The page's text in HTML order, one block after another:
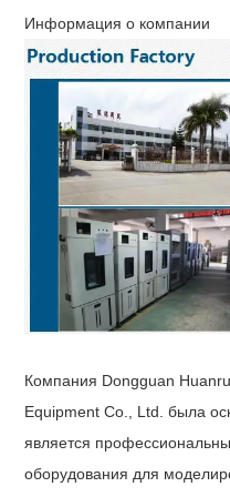
Информация о компании
Компания Dongguan
Equipment Co., Ltd. была
является
оборудования для